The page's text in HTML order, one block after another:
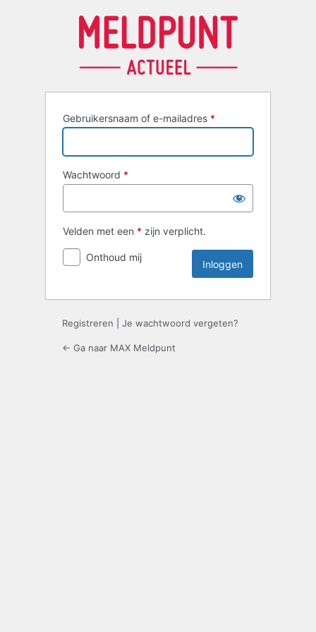
Gebruikersnaam of e-mailadres *
Wachtwoord *
Velden met een * zijn verplicht.
Onthoud mij
Registreren Je wachtwoord vergeten?
← Ga naar MAX Meldpunt